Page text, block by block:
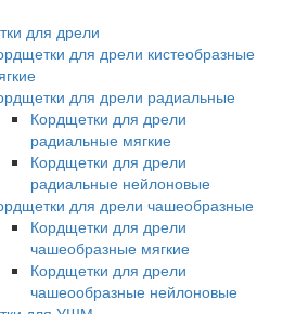
для дрели
для дрели кистеобразные
для дрели радиальные
Кордщетки для дрели
радиальные мягкие
Кордщетки для дрели
радиальные нейлоновые
для дрели чашеобразные
Кордщетки для дрели
чашеобразные мягкие
Кордщетки для дрели
чашеообразные нейлоновые